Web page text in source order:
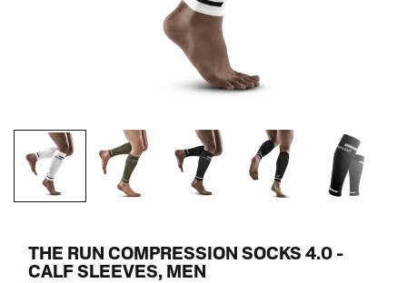
THE RUN COMPRESSION SOCKS 4.0 -
CALF SLEEVES, MEN